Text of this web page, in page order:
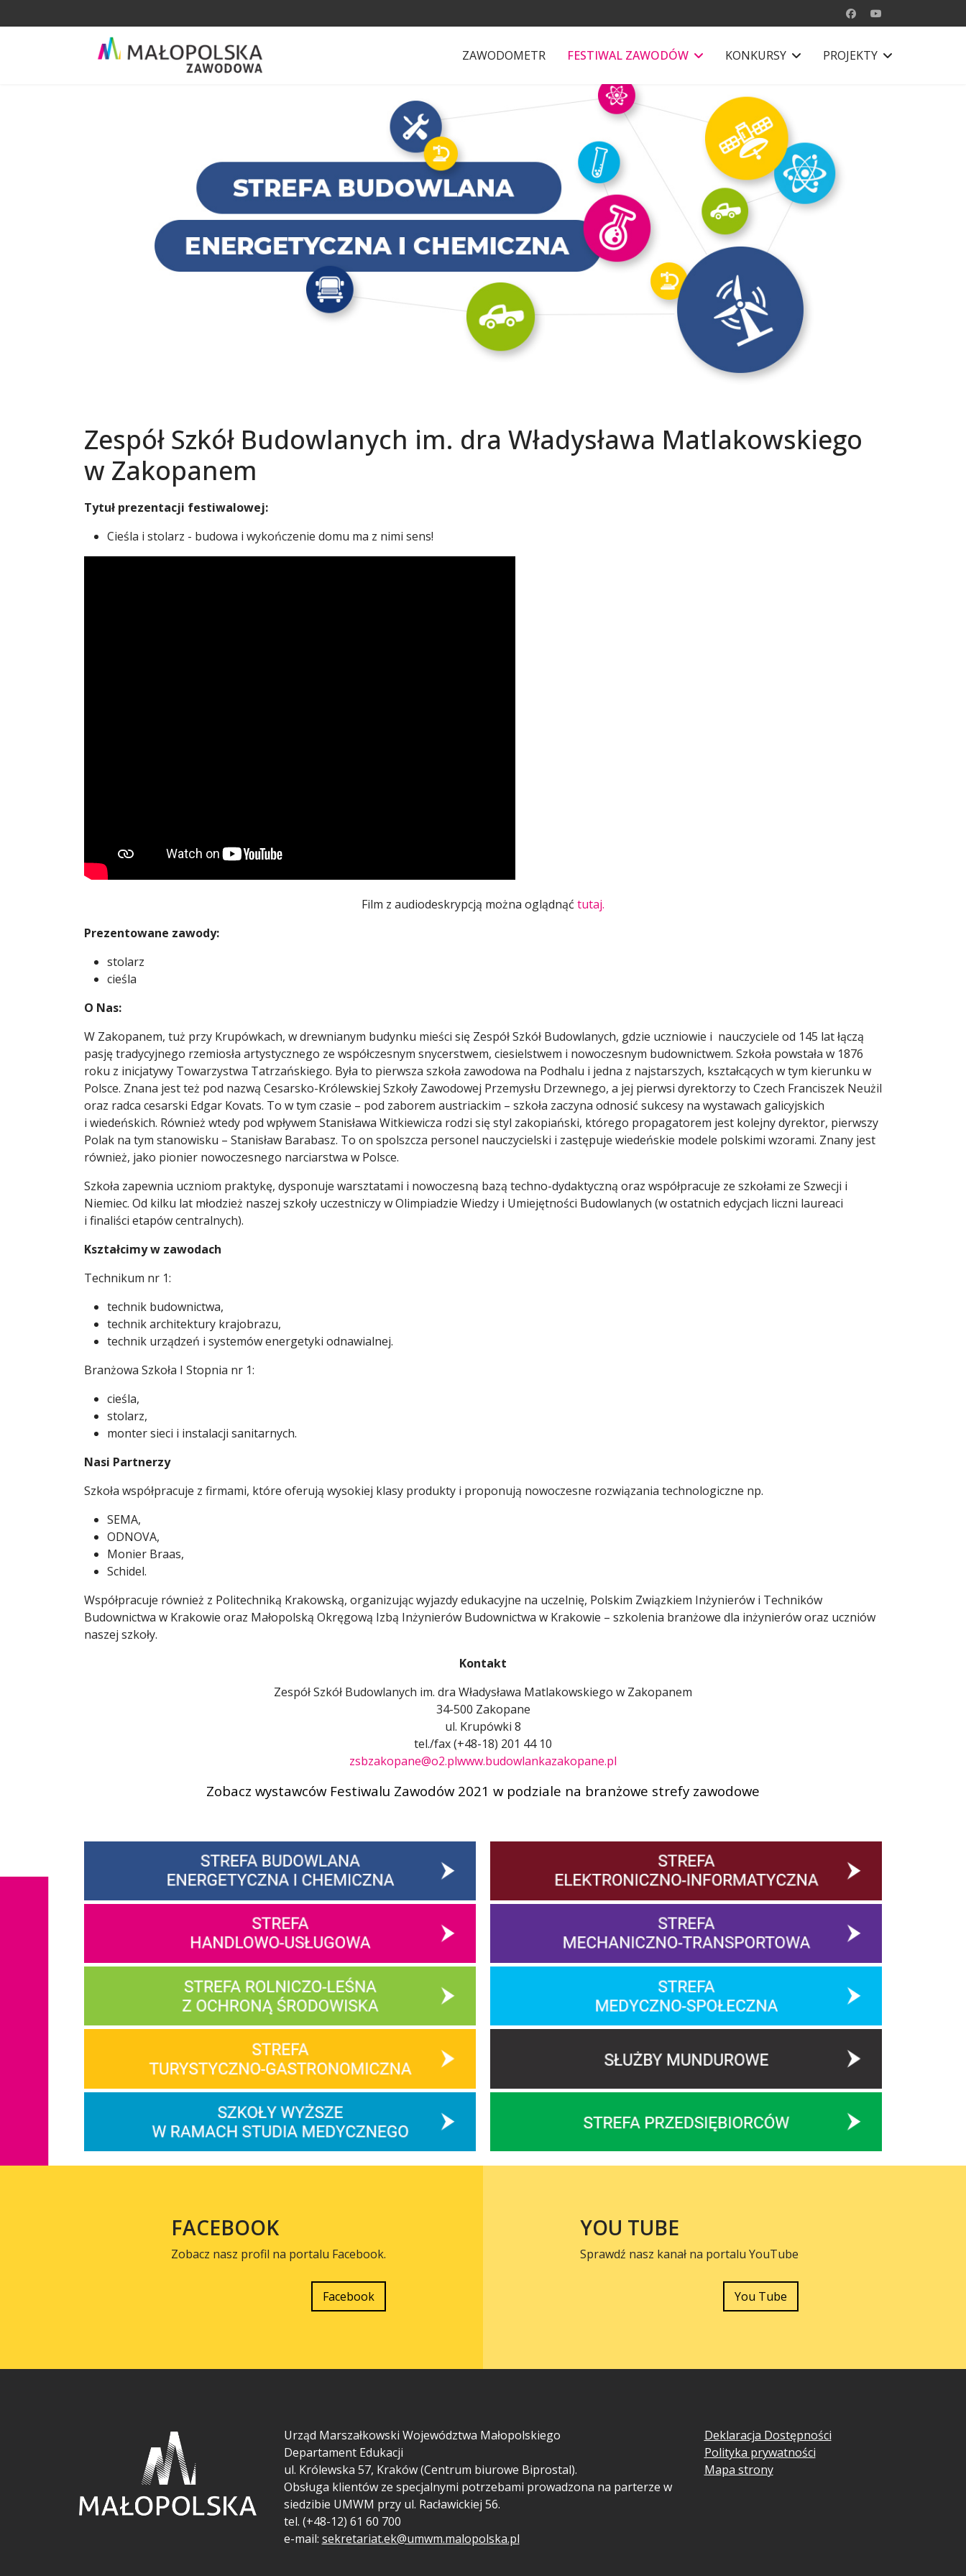
ZAWODOMETR FESTIWAL ZAWODÓW KONKURSY PROJEKTY
Zespół Szkół Budowlanych im. dra Władysława Matlakowskiego
w Zakopanem
Tytuł prezentacji festiwalowej:
Cieśla i stolarz - budowa i wykończenie domu ma z nimi sens!
Film z audiodeskrypcją można oglądnąć tutaj.
Prezentowane zawody:
stolarz
cieśla
O Nas:
W Zakopanem, tuż przy Krupówkach, w drewnianym budynku mieści się Zespół Szkół Budowlanych, gdzie uczniowie i nauczyciele od 145 lat łączą
pasję tradycyjnego rzemiosła artystycznego ze współczesnym snycerstwem, ciesielstwem i nowoczesnym budownictwem. Szkoła powstała w 1876
roku z inicjatywy Towarzystwa Tatrzańskiego. Była to pierwsza szkoła zawodowa na Podhalu i jedna z najstarszych, kształcących w tym kierunku w
Polsce. Znana jest też pod nazwą Cesarsko-Królewskiej Szkoły Zawodowej Przemysłu Drzewnego, a jej pierwsi dyrektorzy to Czech Franciszek Neużil
oraz radca cesarski Edgar Kovats. To w tym czasie – pod zaborem austriackim – szkoła zaczyna odnosić sukcesy na wystawach galicyjskich
i wiedeńskich. Również wtedy pod wpływem Stanisława Witkiewicza rodzi się styl zakopiański, którego propagatorem jest kolejny dyrektor, pierwszy
Polak na tym stanowisku – Stanisław Barabasz. To on spolszcza personel nauczycielski i zastępuje wiedeńskie modele polskimi wzorami. Znany jest
również, jako pionier nowoczesnego narciarstwa w Polsce.
Szkoła zapewnia uczniom praktykę, dysponuje warsztatami i nowoczesną bazą techno-dydaktyczną oraz współpracuje ze szkołami ze Szwecji i
Niemiec. Od kilku lat młodzież naszej szkoły uczestniczy w Olimpiadzie Wiedzy i Umiejętności Budowlanych (w ostatnich edycjach liczni laureaci
i finaliści etapów centralnych).
Kształcimy w zawodach
Technikum nr 1:
technik budownictwa,
technik architektury krajobrazu,
technik urządzeń i systemów energetyki odnawialnej.
Branżowa Szkoła I Stopnia nr 1:
cieśla,
stolarz,
monter sieci i instalacji sanitarnych.
Nasi Partnerzy
Szkoła współpracuje z firmami, które oferują wysokiej klasy produkty i proponują nowoczesne rozwiązania technologiczne np.
SEMA,
ODNOVA,
Monier Braas,
Schidel.
Współpracuje również z Politechniką Krakowską, organizując wyjazdy edukacyjne na uczelnię, Polskim Związkiem Inżynierów i Techników
Budownictwa w Krakowie oraz Małopolską Okręgową Izbą Inżynierów Budownictwa w Krakowie – szkolenia branżowe dla inżynierów oraz uczniów
naszej szkoły.
Kontakt
Zespół Szkół Budowlanych im. dra Władysława Matlakowskiego w Zakopanem
34-500 Zakopane
ul. Krupówki 8
tel./fax (+48-18) 201 44 10
zsbzakopane@o2.plwww.budowlankazakopane.pl
Zobacz wystawców Festiwalu Zawodów 2021 w podziale na branżowe strefy zawodowe
FACEBOOK
Zobacz nasz profil na portalu Facebook.
Facebook
YOU TUBE
Sprawdź nasz kanał na portalu YouTube
You Tube
Urząd Marszałkowski Województwa Małopolskiego
Departament Edukacji
ul. Królewska 57, Kraków (Centrum biurowe Biprostal).
Obsługa klientów ze specjalnymi potrzebami prowadzona na parterze w
siedzibie UMWM przy ul. Racławickiej 56.
tel. (+48-12) 61 60 700
e-mail: sekretariat.ek@umwm.malopolska.pl
Deklaracja Dostępności
Polityka prywatności
Mapa strony